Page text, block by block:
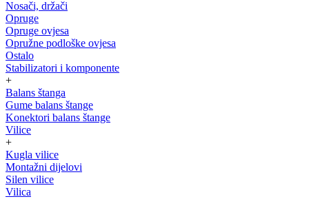
Nosači, držači
Opruge
Opruge ovjesa
Opružne podloške ovjesa
Ostalo
Stabilizatori i komponente
+
Balans štanga
Gume balans štange
Konektori balans štange
Vilice
+
Kugla vilice
Montažni dijelovi
Silen vilice
Vilica